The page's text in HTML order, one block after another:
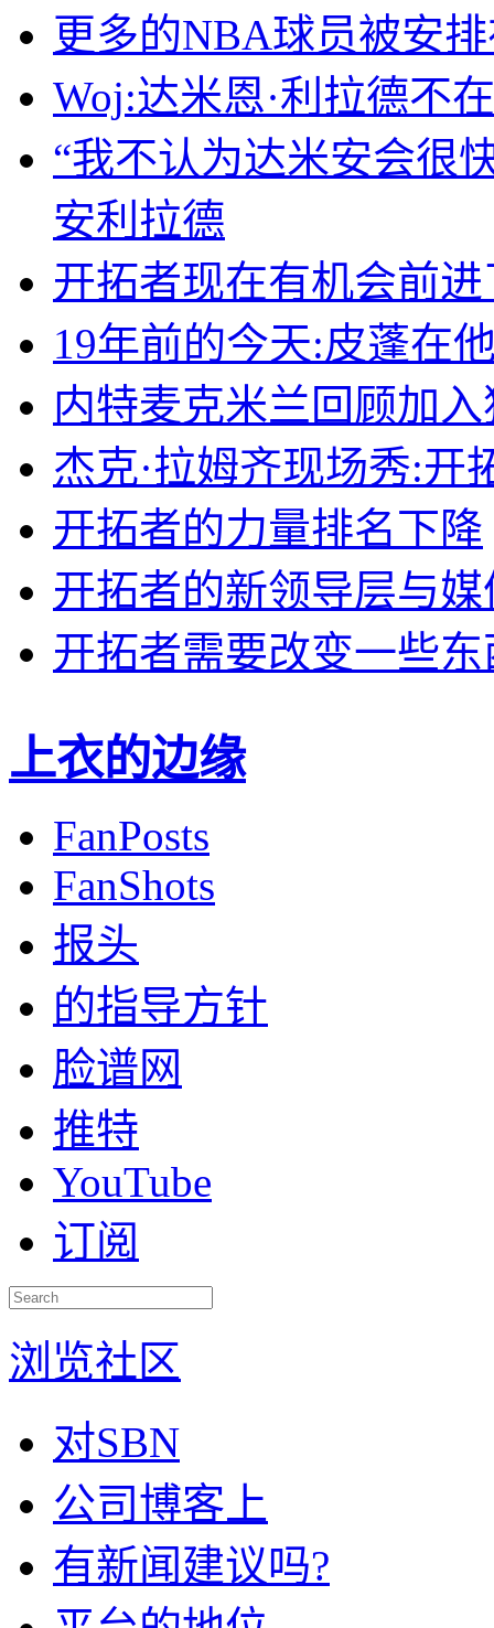
更多的NBA球员被安
Woj:达米恩·利拉德不在
“我不认为达米安会很
安利拉德
开拓者现在有机会前进
19年前的今天:皮蓬在
内特麦克米兰回顾加
杰克·拉姆齐现场秀:开
开拓者的力量排名下降
开拓者的新领导层与
开拓者需要改变一些东
上衣的边缘
FanPosts
FanShots
报头
的指导方针
脸谱网
推特
YouTube
订阅
浏览社区
对SBN
公司博客上
有新闻建议吗?